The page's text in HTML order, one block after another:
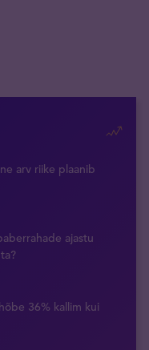
arv riike plaanib
ajastu
36% kallim kui